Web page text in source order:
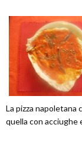
La pizza napoletana
quella con acciughe